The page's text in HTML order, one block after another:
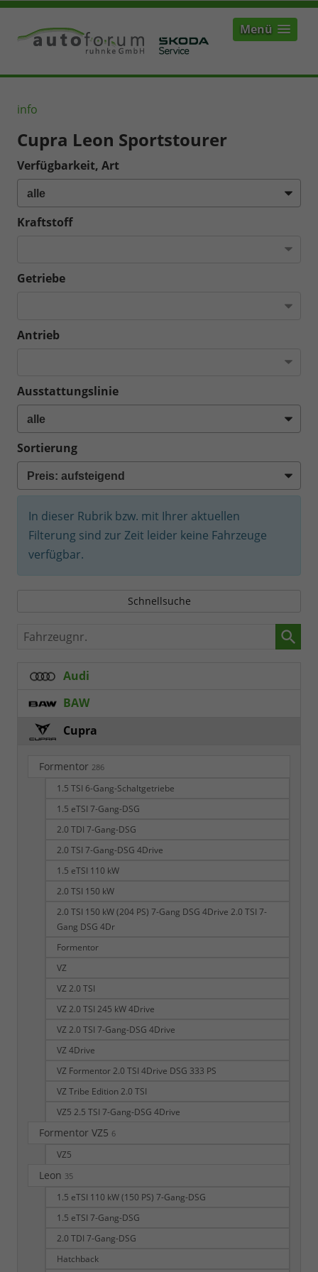
Menü
info
Cupra Leon Sportstourer
Verfügbarkeit, Art
Kraftstoff
Getriebe
Antrieb
Ausstattungslinie
Sortierung
In dieser Rubrik bzw. mit Ihrer aktuellen
Filterung sind zur Zeit leider keine Fahrzeuge
verfügbar.
Schnellsuche
Fahrzeugnr.
Audi
BAW
Cupra
Formentor 286
1.5 TSI 6-Gang-Schaltgetriebe
1.5 eTSI 7-Gang-DSG
2.0 TDI 7-Gang-DSG
2.0 TSI 7-Gang-DSG 4Drive
1.5 eTSI 110 kW
2.0 TSI 150 kW
2.0 TSI 150 kW (204 PS) 7-Gang DSG 4Drive 2.0 TSI 7-
Gang DSG 4Dr
Formentor
VZ
VZ 2.0 TSI
VZ 2.0 TSI 245 kW 4Drive
VZ 2.0 TSI 7-Gang-DSG 4Drive
VZ 4Drive
VZ Formentor 2.0 TSI 4Drive DSG 333 PS
VZ Tribe Edition 2.0 TSI
VZ5 2.5 TSI 7-Gang-DSG 4Drive
Formentor VZ5 6
VZ5
Leon 35
1.5 eTSI 110 kW (150 PS) 7-Gang-DSG
1.5 eTSI 7-Gang-DSG
2.0 TDI 7-Gang-DSG
Hatchback